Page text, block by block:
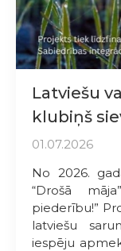
Latviešu
klubiņš
01.07.2026
No 2026.
“Drošā
piederību!”
latviešu
iespēju